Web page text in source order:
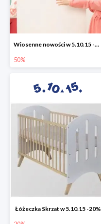
Wiosenne nowości w 5.10.15 -50%
50%
Łóżeczka Skrzat w 5.10.15 -20%